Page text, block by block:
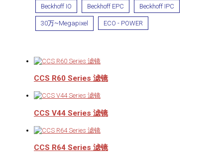
Beckhoff IO Beckhoff EPC Beckhoff IPC
30万~Megapixel ECO - POWER
CCS R60 Series 滤镜
CCS V44 Series 滤镜
CCS R64 Series 滤镜